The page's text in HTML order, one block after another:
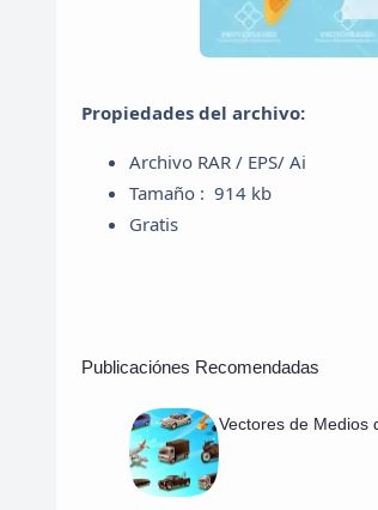
Propiedades del archivo:
Archivo RAR / EPS/ Ai
Tamaño : 914 kb
Gratis
Publicaciónes Recomendadas
Vectores de Medios